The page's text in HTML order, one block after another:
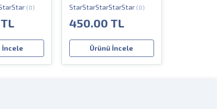
Olta(0)
İncele
Teleskopik Olta Kamışı
(0)
450.00 TL
Ürünü İncele